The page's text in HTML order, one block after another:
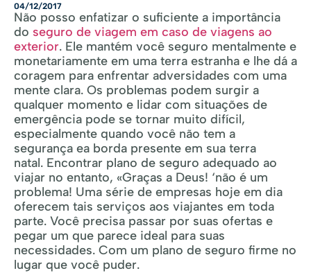
04/12/2017
Não posso enfatizar o suficiente a importância
do seguro de viagem em caso de viagens ao
exterior. Ele mantém você seguro mentalmente e
monetariamente em uma terra estranha e lhe dá a
coragem para enfrentar adversidades com uma
mente clara. Os problemas podem surgir a
qualquer momento e lidar com situações de
emergência pode se tornar muito difícil,
especialmente quando você não tem a
segurança ea borda presente em sua terra
natal. Encontrar plano de seguro adequado ao
viajar no entanto, «Graças a Deus! ‘não é um
problema! Uma série de empresas hoje em dia
oferecem tais serviços aos viajantes em toda
parte. Você precisa passar por suas ofertas e
pegar um que parece ideal para suas
necessidades. Com um plano de seguro firme no
lugar que você puder.